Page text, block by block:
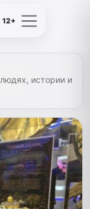
12+
истории и